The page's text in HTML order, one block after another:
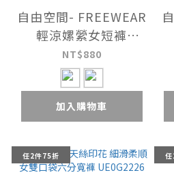
自由空間- FREEWEAR
輕涼嫘縈女短褲
UE0Y3726
NT$880
加入購物車
任2件75折